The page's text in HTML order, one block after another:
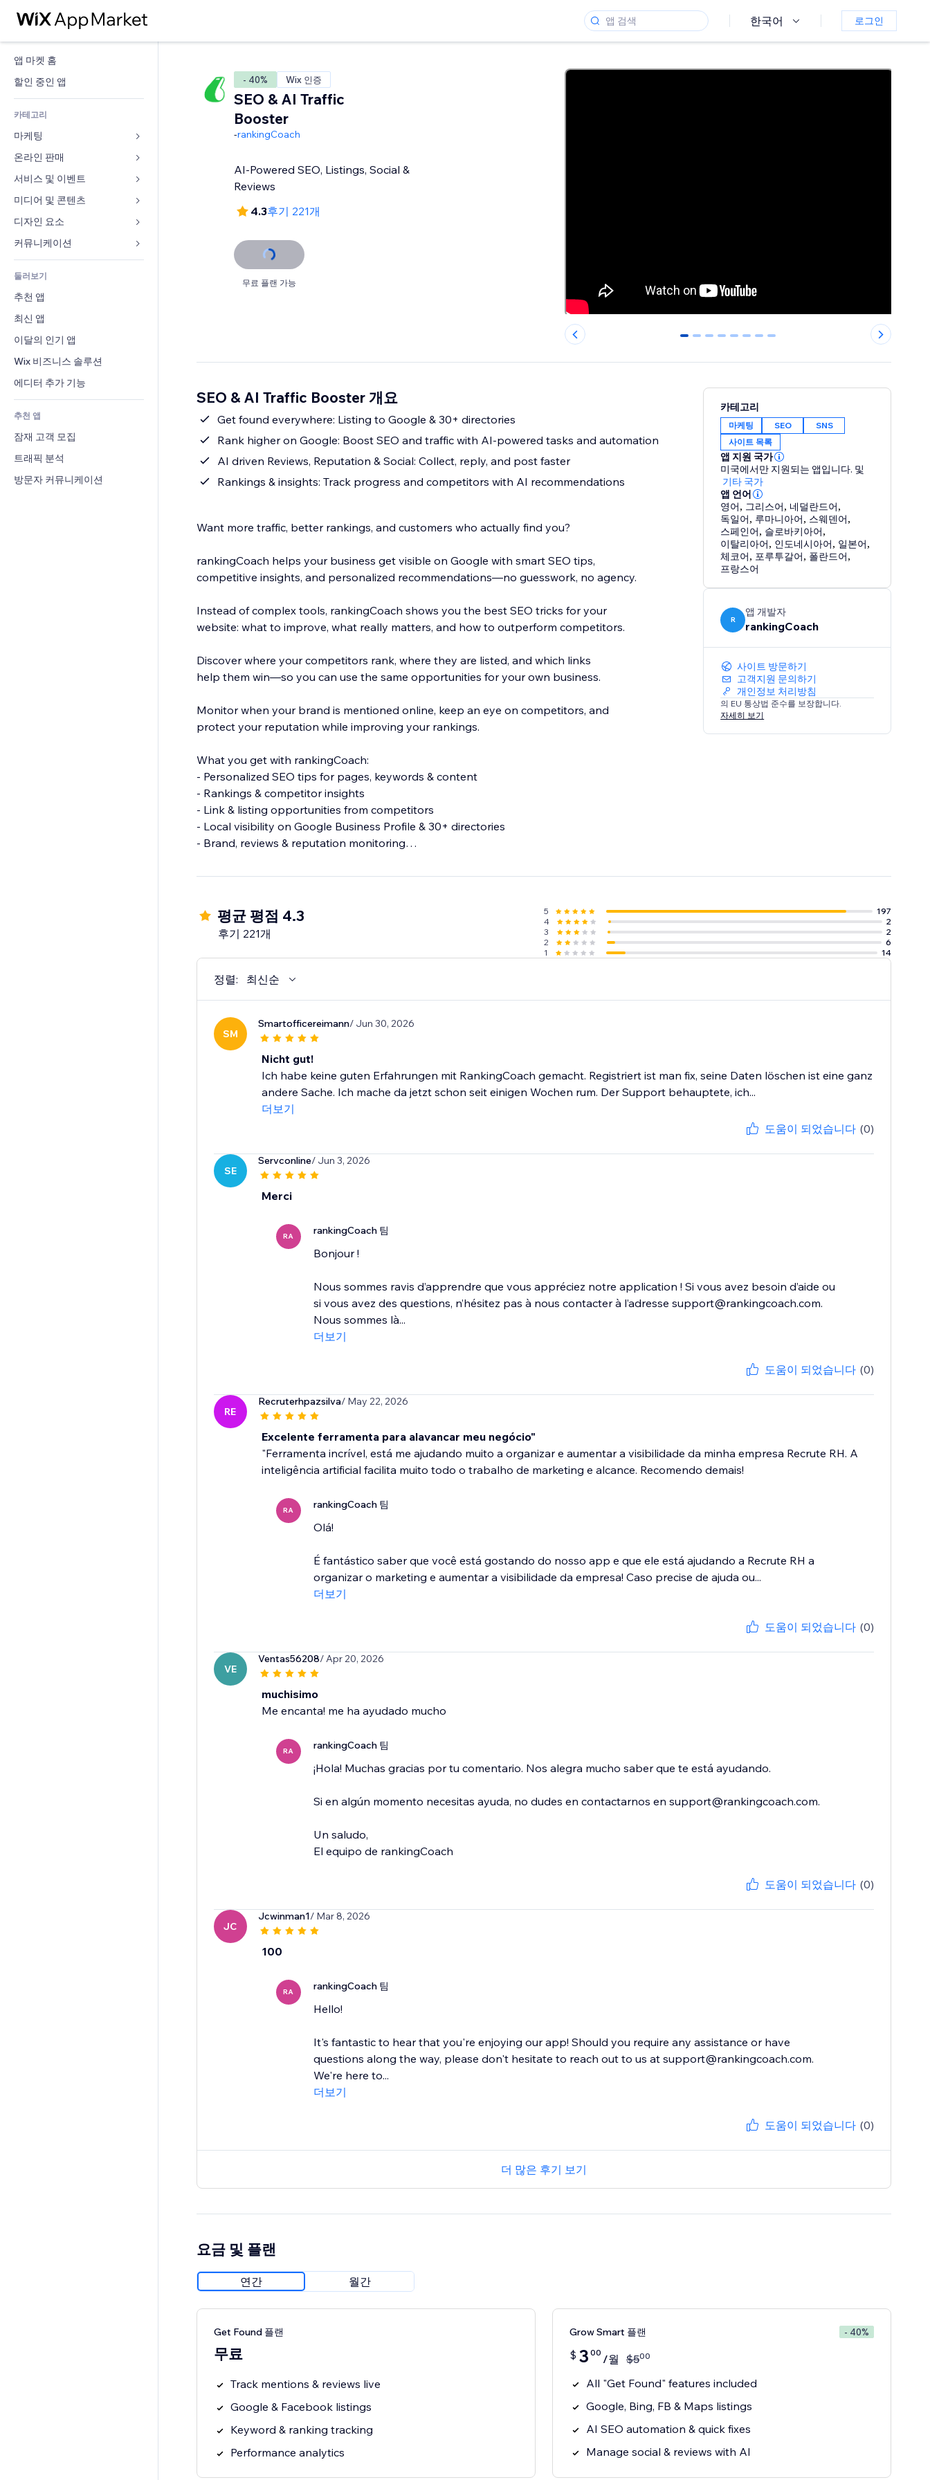
한국어 로그인
앱 마켓 홈
할인 중인 앱
카테고리
마케팅
광고
모바일
사이트 통계
사이트 목록
이메일
온라인 판매
쇼핑몰 관련 앱
배송
판매 버튼
회계
쿠폰 및 로열티
창고 서비스
식품 및 음료
서비스 및 이벤트
호텔
이벤트
음식점
부동산
예약
미디어 및 콘텐츠
갤러리
뮤직
팟캐스트
사진
동영상
PDF
파일 공유
소식
디자인 요소
지도 및 내비게이션
개인정보 및 보안
시계
페이지 템플릿
이미지 효과
버튼 & 메뉴
배너 및 배지
계산기
검색
일기예보
차트 및 표
양식
블로그
설문
채팅
메모
전화번호
커뮤니티
평가와 후기
CRM
둘러보기
추천 앱
최신 앱
이달의 인기 앱
Wix 비즈니스 솔루션
에디터 추가 기능
추천 앱
잠재 고객 모집
트래픽 분석
방문자 커뮤니케이션
- 40% Wix 인증
SEO & AI Traffic
Booster
-rankingCoach
AI-Powered SEO, Listings, Social &
Reviews
4.3후기 221개
무료 플랜 가능
0 1 2 3 4 5 6 7
SEO & AI Traffic Booster 개요
Get found everywhere: Listing to Google & 30+ directories
Rank higher on Google: Boost SEO and traffic with AI-powered tasks and automation
AI driven Reviews, Reputation & Social: Collect, reply, and post faster
Rankings & insights: Track progress and competitors with AI recommendations
Want more traffic, better rankings, and customers who actually find you?
rankingCoach helps your business get visible on Google with smart SEO tips,
competitive insights, and personalized recommendations—no guesswork, no agency.
Instead of complex tools, rankingCoach shows you the best SEO tricks for your
website: what to improve, what really matters, and how to outperform competitors.
Discover where your competitors rank, where they are listed, and which links
help them win—so you can use the same opportunities for your own business.
Monitor when your brand is mentioned online, keep an eye on competitors, and
protect your reputation while improving your rankings.
What you get with rankingCoach:
- Personalized SEO tips for pages, keywords & content
- Rankings & competitor insights
- Link & listing opportunities from competitors
- Local visibility on Google Business Profile & 30+ directories
- Brand, reviews & reputation monitoring
next.
Trusted by millions of small businesses worldwide.
40+ international awards. No agency required.
카테고리
마케팅 SEO
SNS
사이트 목록
앱 지원 국가
미국에서만 지원되는 앱입니다. 및
기타 국가
앱 언어
영어, 그리스어, 네덜란드어,
독일어, 루마니아어, 스웨덴어,
스페인어, 슬로바키아어,
이탈리아어, 인도네시아어, 일본어,
체코어, 포루투갈어, 폴란드어,
프랑스어
R
앱 개발자
rankingCoach
사이트 방문하기
고객지원 문의하기
개인정보 처리방침
의 EU 통상법 준수를 보장합니다.
자세히 보기
평균 평점 4.3
후기 221개
5
197
4
2
3
2
2
6
1
14
정렬: 최신순
SM
Smartofficereimann/ Jun 30, 2026
Nicht gut!
Ich habe keine guten Erfahrungen mit RankingCoach gemacht. Registriert ist man fix, seine Daten löschen ist eine ganz
andere Sache. Ich mache da jetzt schon seit einigen Wochen rum. Der Support behauptete, ich...
더보기
도움이 되었습니다 (0)
SE
Servconline/ Jun 3, 2026
Merci
RA rankingCoach 팀
Bonjour !
Nous sommes ravis d’apprendre que vous appréciez notre application ! Si vous avez besoin d’aide ou
si vous avez des questions, n’hésitez pas à nous contacter à l’adresse support@rankingcoach.com.
Nous sommes là...
더보기
도움이 되었습니다 (0)
RE
Recruterhpazsilva/ May 22, 2026
Excelente ferramenta para alavancar meu negócio"
"Ferramenta incrível, está me ajudando muito a organizar e aumentar a visibilidade da minha empresa Recrute RH. A
inteligência artificial facilita muito todo o trabalho de marketing e alcance. Recomendo demais!
RA rankingCoach 팀
Olá!
É fantástico saber que você está gostando do nosso app e que ele está ajudando a Recrute RH a
organizar o marketing e aumentar a visibilidade da empresa! Caso precise de ajuda ou...
더보기
도움이 되었습니다 (0)
VE
Ventas56208/ Apr 20, 2026
muchisimo
Me encanta! me ha ayudado mucho
RA rankingCoach 팀
¡Hola! Muchas gracias por tu comentario. Nos alegra mucho saber que te está ayudando.
Si en algún momento necesitas ayuda, no dudes en contactarnos en support@rankingcoach.com.
Un saludo,
El equipo de rankingCoach
도움이 되었습니다 (0)
JC
Jcwinman1/ Mar 8, 2026
100
RA rankingCoach 팀
Hello!
It's fantastic to hear that you're enjoying our app! Should you require any assistance or have
questions along the way, please don't hesitate to reach out to us at support@rankingcoach.com.
We're here to...
더보기
도움이 되었습니다 (0)
더 많은 후기 보기
요금 및 플랜
연간 월간
Get Found 플랜
무료
Track mentions & reviews live
Google & Facebook listings
Keyword & ranking tracking
Performance analytics
Grow Smart 플랜 - 40%
$ 3 00 /월 $500
All "Get Found" features included
Google, Bing, FB & Maps listings
AI SEO automation & quick fixes
Manage social & reviews with AI